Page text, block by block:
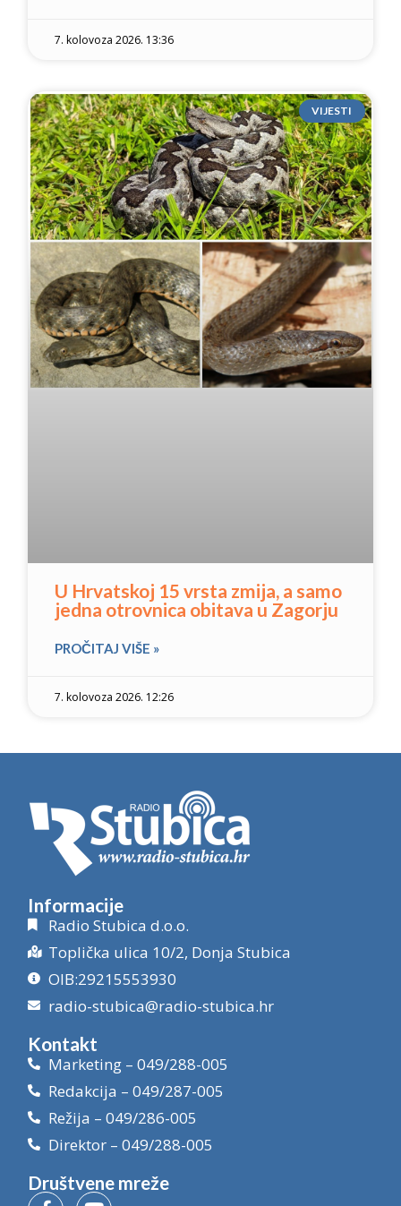
7. kolovoza 2026. 13:36
VIJESTI
U Hrvatskoj 15 vrsta zmija, a samo
jedna otrovnica obitava u Zagorju
PROČITAJ VIŠE »
7. kolovoza 2026. 12:26
Informacije
Radio Stubica d.o.o.
Toplička ulica 10/2, Donja Stubica
OIB:29215553930
radio-stubica@radio-stubica.hr
Kontakt
Marketing – 049/288-005
Redakcija – 049/287-005
Režija – 049/286-005
Direktor – 049/288-005
Društvene mreže